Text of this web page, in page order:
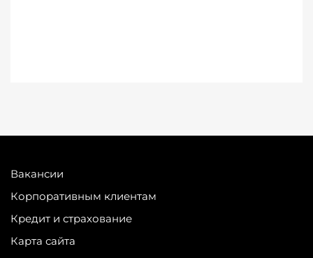
Вакансии
Корпоративным клиентам
Кредит и страхование
Карта сайта